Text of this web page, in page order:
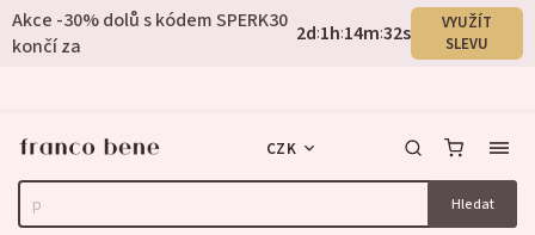
Akce -30% dolů s kódem SPERK30
končí za
2d:1h:14m:32s
VYUŽÍT
SLEVU
Hledat
CZK
1 hodnocení